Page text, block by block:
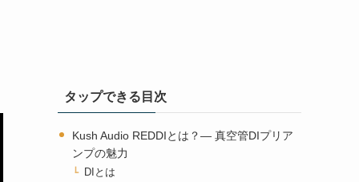
タップできる目次
Kush Audio REDDIとは？— 真空管DIプリア
ンプの魅力
DIとは